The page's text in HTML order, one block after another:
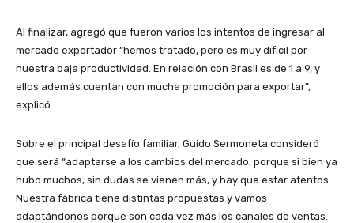
Al finalizar, agregó que fueron varios los intentos de ingresar al
mercado exportador “hemos tratado, pero es muy difícil por
nuestra baja productividad. En relación con Brasil es de 1 a 9, y
ellos además cuentan con mucha promoción para exportar”,
explicó.
Sobre el principal desafío familiar, Guido Sermoneta consideró
que será “adaptarse a los cambios del mercado, porque si bien ya
hubo muchos, sin dudas se vienen más, y hay que estar atentos.
Nuestra fábrica tiene distintas propuestas y vamos
adaptándonos porque son cada vez más los canales de ventas.